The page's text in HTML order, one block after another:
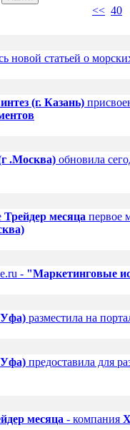
<< 40
новой статьей о
(г. Казань)
.Москва) обновила
Трейдер месяца первое
- "Маркетинговые
разместила на
предоставила для
месяца - компания